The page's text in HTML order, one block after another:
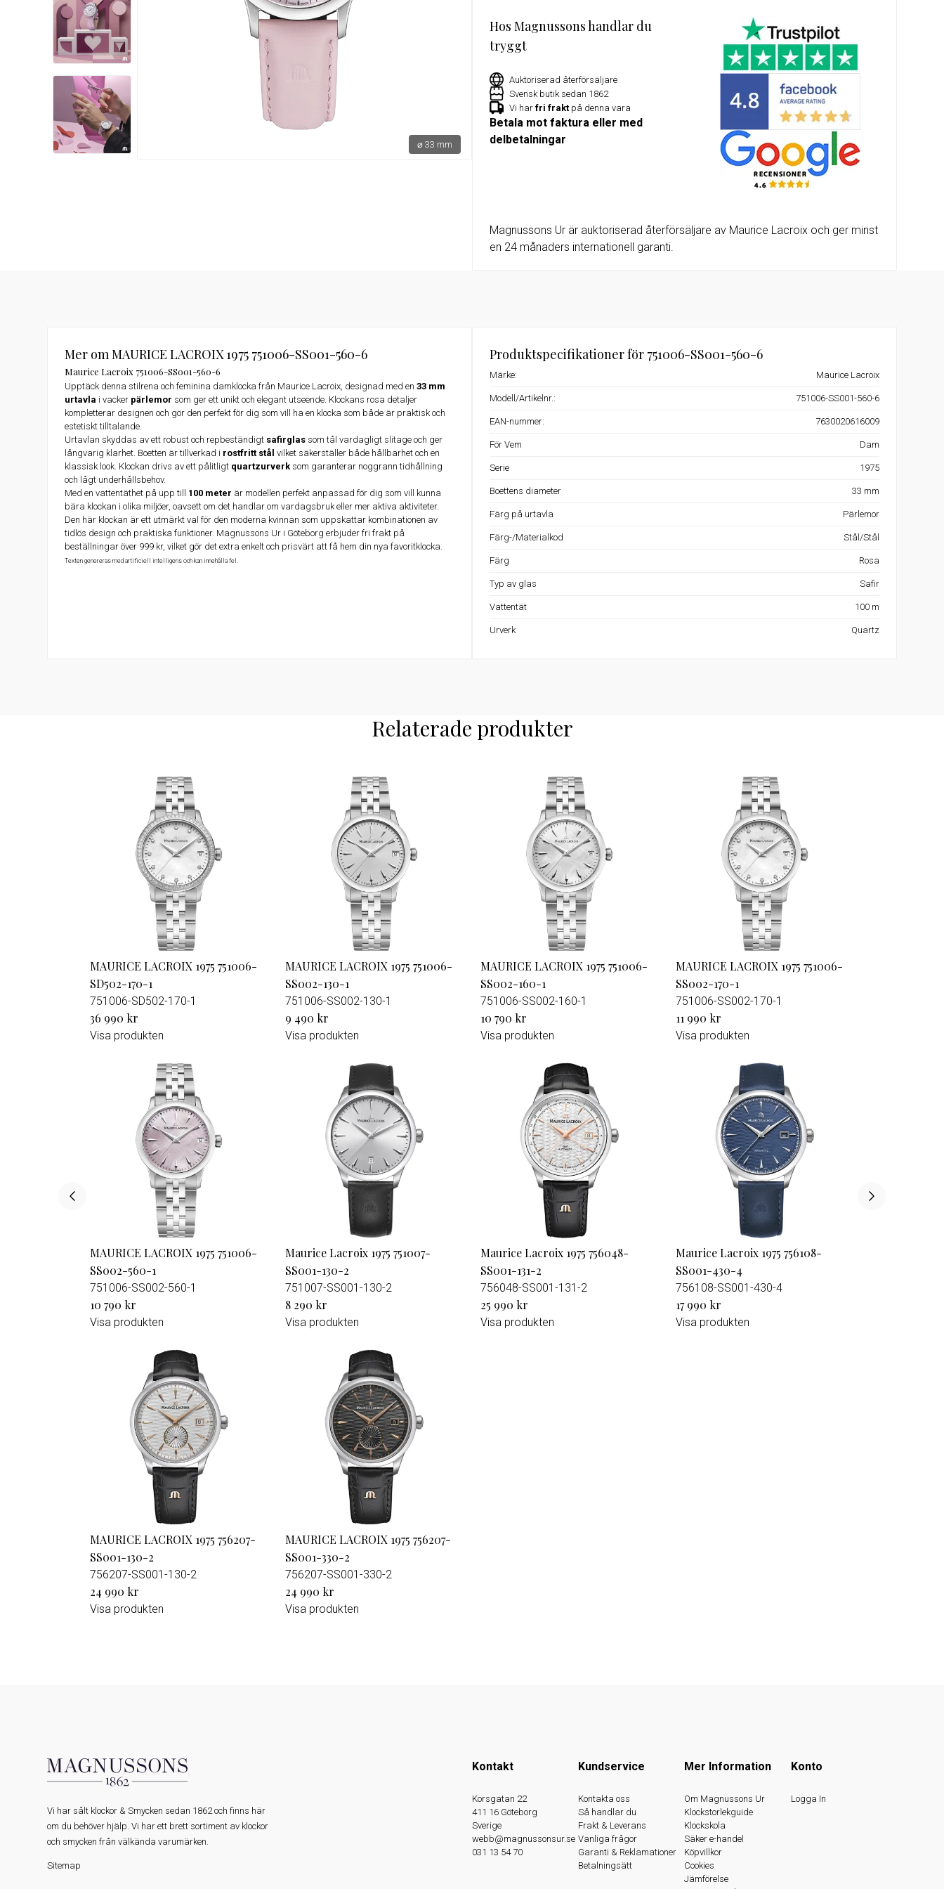
Damklockor Barnklockor
Exklusivt erbjudande för Militum-
medlemmar – 15% rabatt på utvalda
klockor hos Magnussons Ur
⌀ 33 mm
Hos Magnussons handlar du
tryggt
Auktoriserad återförsäljare
Svensk butik sedan 1862
Vi har fri frakt på denna vara
Betala mot faktura eller med
delbetalningar
Magnussons Ur är auktoriserad återförsäljare av Maurice Lacroix och ger minst
en 24 månaders internationell garanti.
Mer om MAURICE LACROIX 1975 751006-SS001-560-6
Maurice Lacroix 751006-SS001-560-6
Upptäck denna stilrena och feminina damklocka från Maurice Lacroix, designad med en33 mm
urtavla i vacker pärlemor som ger ett unikt och elegant utseende. Klockans rosa detaljer
kompletterar designen och gör den perfekt för dig som vill ha en klocka som både är praktisk och
estetiskt tilltalande.
Urtavlan skyddas av ett robust och repbeständigt safirglas som tål vardagligt slitage och ger
långvarig klarhet. Boetten är tillverkad i rostfritt stål vilket säkerställer både hållbarhet och en
klassisk look. Klockan drivs av ett pålitligt quartzurverksom garanterar noggrann tidhållning
och lågt underhållsbehov.
Med en vattentäthet på upp till 100 meter är modellen perfekt anpassad för dig som vill kunna
bära klockan i olika miljöer, oavsett om det handlar om vardagsbruk eller mer aktiva aktiviteter.
Den här klockan är ett utmärkt val för den moderna kvinnan som uppskattar kombinationen av
tidlös design och praktiska funktioner. Magnussons Ur i Göteborg erbjuder fri frakt på
beställningar över 999 kr, vilket gör det extra enkelt och prisvärt att få hem din nya favoritklocka.
Texten genereras med artificiell intelligens och kan innehålla fel.
Produktspecifikationer för 751006-SS001-560-6
Märke: Maurice Lacroix
Modell/Artikelnr.: 751006-SS001-560-6
EAN-nummer: 7630020616009
För Vem Dam
Serie 1975
Boettens diameter 33 mm
Färg på urtavla Pärlemor
Färg-/Materialkod Stål/Stål
Färg Rosa
Typ av glas Safir
Vattentät 100 m
Urverk Quartz
Relaterade produkter
MAURICE LACROIX 1975 751006-
SD502-170-1
751006-SD502-170-1
36 990 kr
Visa produkten
MAURICE LACROIX 1975 751006-
SS002-130-1
751006-SS002-130-1
9 490 kr
Visa produkten
MAURICE LACROIX 1975 751006-
SS002-160-1
751006-SS002-160-1
10 790 kr
Visa produkten
MAURICE LACROIX 1975 751006-
SS002-170-1
751006-SS002-170-1
11 990 kr
Visa produkten
MAURICE LACROIX 1975 751006-
SS002-560-1
751006-SS002-560-1
10 790 kr
Visa produkten
Maurice Lacroix 1975 751007-
SS001-130-2
751007-SS001-130-2
8 290 kr
Visa produkten
Maurice Lacroix 1975 756048-
SS001-131-2
756048-SS001-131-2
25 990 kr
Visa produkten
Maurice Lacroix 1975 756108-
SS001-430-4
756108-SS001-430-4
17 990 kr
Visa produkten
MAURICE LACROIX 1975 756207-
SS001-130-2
756207-SS001-130-2
24 990 kr
Visa produkten
MAURICE LACROIX 1975 756207-
SS001-330-2
756207-SS001-330-2
24 990 kr
Visa produkten
Vi har sålt klockor & Smycken sedan 1862 och finns här
om du behöver hjälp. Vi har ett brett sortiment av klockor
och smycken från välkända varumärken.
Sitemap
Kontakt
Korsgatan 22
411 16 Göteborg
Sverige
webb@magnussonsur.se
031 13 54 70
Kundservice
Kontakta oss
Så handlar du
Frakt & Leverans
Vanliga frågor
Garanti & Reklamationer
Betalningsätt
Mer Information
Om Magnussons Ur
Klockstorlekguide
Klockskola
Säker e-handel
Köpvillkor
Cookies
Jämförelse
Konto
Logga In